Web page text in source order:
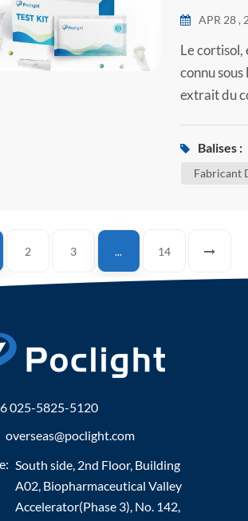
APR 28 ,
Le cortisol,
connu
extrait du
Balises :
Fabricant
2 3 ... 14
025-5825-5120
overseas@poclight.com
South side, 2nd Floor, Building
A02, Biopharmaceutical Valley
Accelerator(Phase 3), No. 142,